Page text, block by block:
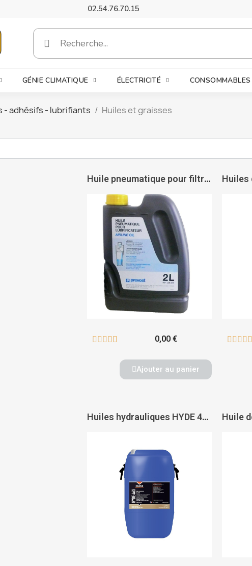
02.54.76.70.15
GÉNIE CLIMATIQUE ÉLECTRICITÉ CONSOMMABLES
- adhésifs - lubrifiants Huiles et graisses
Huile pneumatique pour filtres lubrificateurs - PRÉVOST
     0,00 €
Ajouter au panier
    
Huiles hydrauliques HYDE 46S - ITECMA